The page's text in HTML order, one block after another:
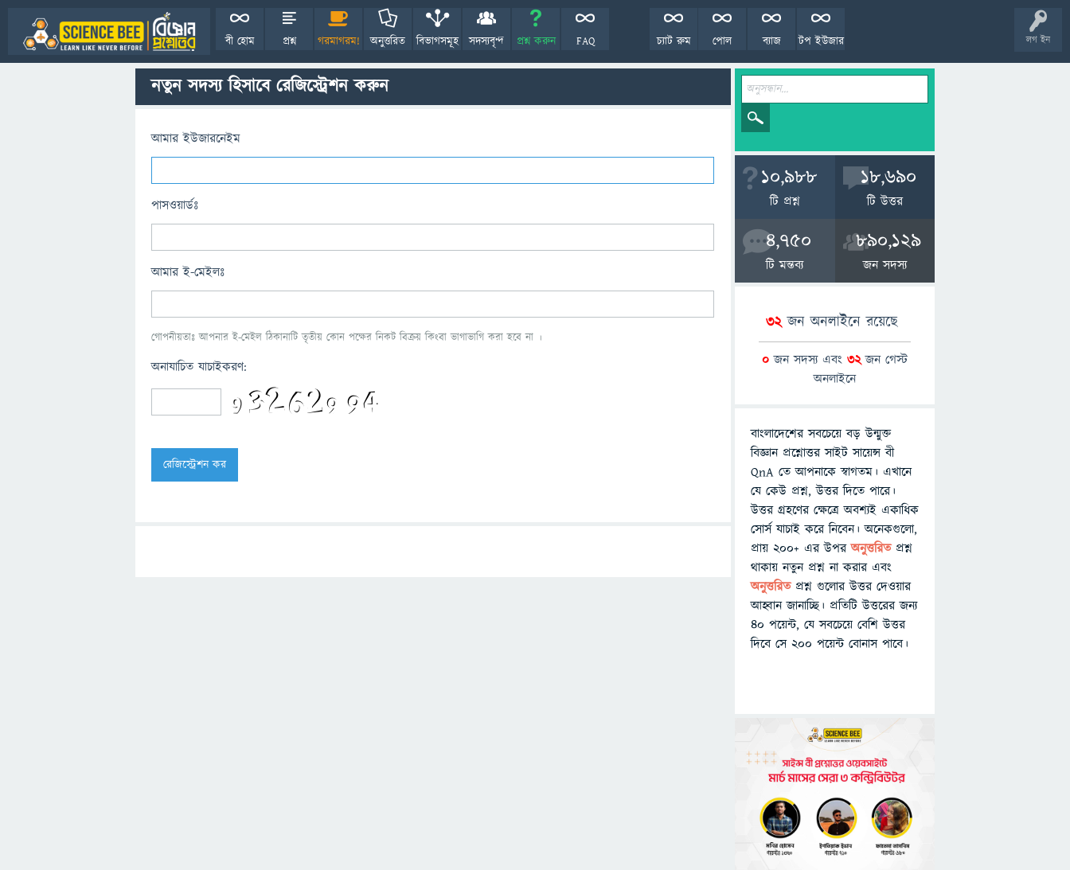
লগ ইন
বী হোম প্রশ্ন গরমাগরম! অনুত্তরিত বিভাগসমূহ সদস্যবৃন্দ প্রশ্ন করুন FAQ টপ ইউজার
ব্যাজ
পোল
চ্যাট রুম
নতুন সদস্য হিসাবে রেজিস্ট্রেশন করুন
আমার ইউজারনেইম
পাসওয়ার্ডঃ
আমার ই-মেইলঃ
গোপনীয়তাঃ আপনার ই-মেইল ঠিকানাটি তৃতীয় কোন পক্ষের নিকট বিক্রয় কিংবা ভাগাভাগি করা হবে না ।
অনাযাচিত যাচাইকরণ:
10,988
টি প্রশ্ন
18,690
টি উত্তর
4,750
টি মন্তব্য
890,129
জন সদস্য
32জন অনলাইনে রয়েছে
0 জন সদস্য এবং 32জন গেস্ট
অনলাইনে
বাংলাদেশের সবচেয়ে বড় উন্মুক্ত
বিজ্ঞান প্রশ্নোত্তর সাইট সায়েন্স বী
QnA তে আপনাকে স্বাগতম। এখানে
যে কেউ প্রশ্ন, উত্তর দিতে পারে।
উত্তর গ্রহণের ক্ষেত্রে অবশ্যই একাধিক
সোর্স যাচাই করে নিবেন। অনেকগুলো,
প্রায় ২০০+ এর উপরঅনুত্তরিতপ্রশ্ন
থাকায় নতুন প্রশ্ন না করার এবং
অনুত্তরিত প্রশ্ন গুলোর উত্তর দেওয়ার
আহ্বান জানাচ্ছি। প্রতিটি উত্তরের জন্য
৪০ পয়েন্ট, যে সবচেয়ে বেশি উত্তর
দিবে সে ২০০ পয়েন্ট বোনাস পাবে।